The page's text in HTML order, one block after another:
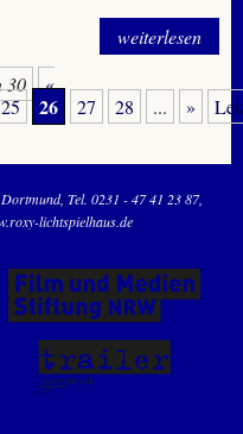
weiterlesen
30
«
25 26 27 28 ... »
Tel. 0231 - 47 41 23 87
lichtspielhaus.de